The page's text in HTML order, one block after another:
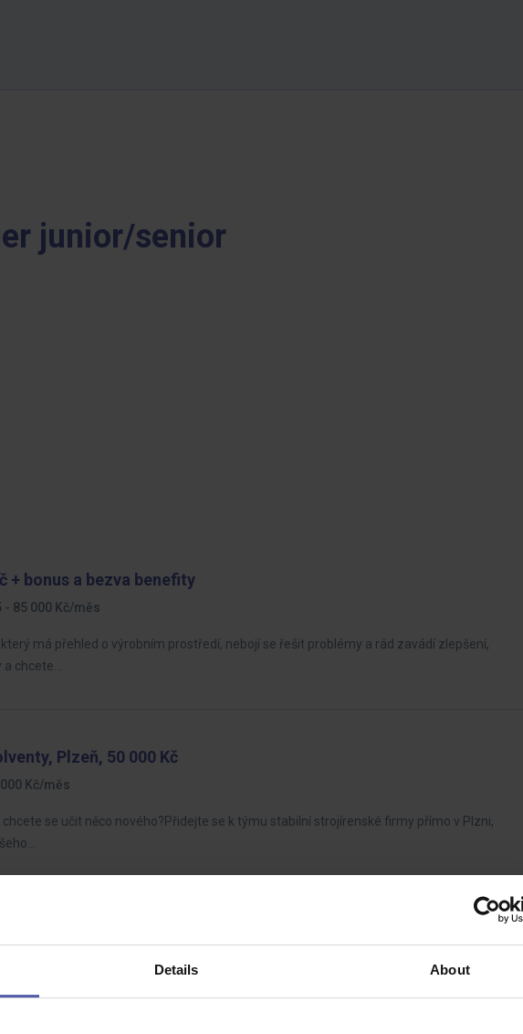
Details About
junior/senior
+ bonus a bezva benefity
- 85 000 Kč/měs
má přehled o výrobním prostředí, nebojí se řešit problémy a rád zavádí zlepšení,
chcete…
Plzeň, 50 000 Kč
Kč/měs
se učit něco nového?Přidejte se k týmu stabilní strojírenské firmy přímo v Plzni,
000, ranní směna
místo, kde to skutečně využijete? Malý tým, ranní směna, moderní stroje a prostor pro